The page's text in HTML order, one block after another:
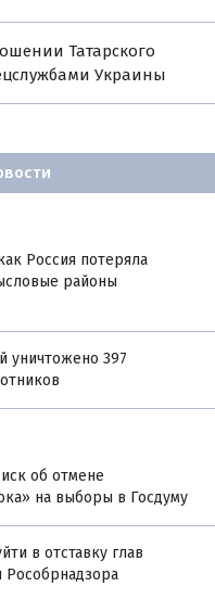
Татарского
Украины
Россия потеряла
районы
уничтожено 397
об отмене
на выборы в Госдуму
в отставку глав